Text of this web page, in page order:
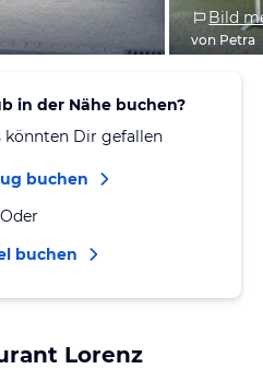
Bild
von Petra
in der Nähe buchen?
könnten Dir gefallen
buchen
Oder
buchen
Lorenz